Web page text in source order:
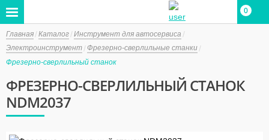
0
Главная Каталог Инструмент для автосервиса
Электроинструмент Фрезерно-сверлильные станки
Фрезерно-сверлильный станок
ФРЕЗЕРНО-СВЕРЛИЛЬНЫЙ СТАНОК
NDM2037